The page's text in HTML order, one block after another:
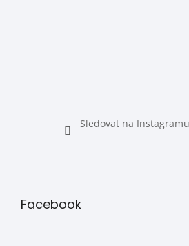
Sledovat na Instagramu
Facebook